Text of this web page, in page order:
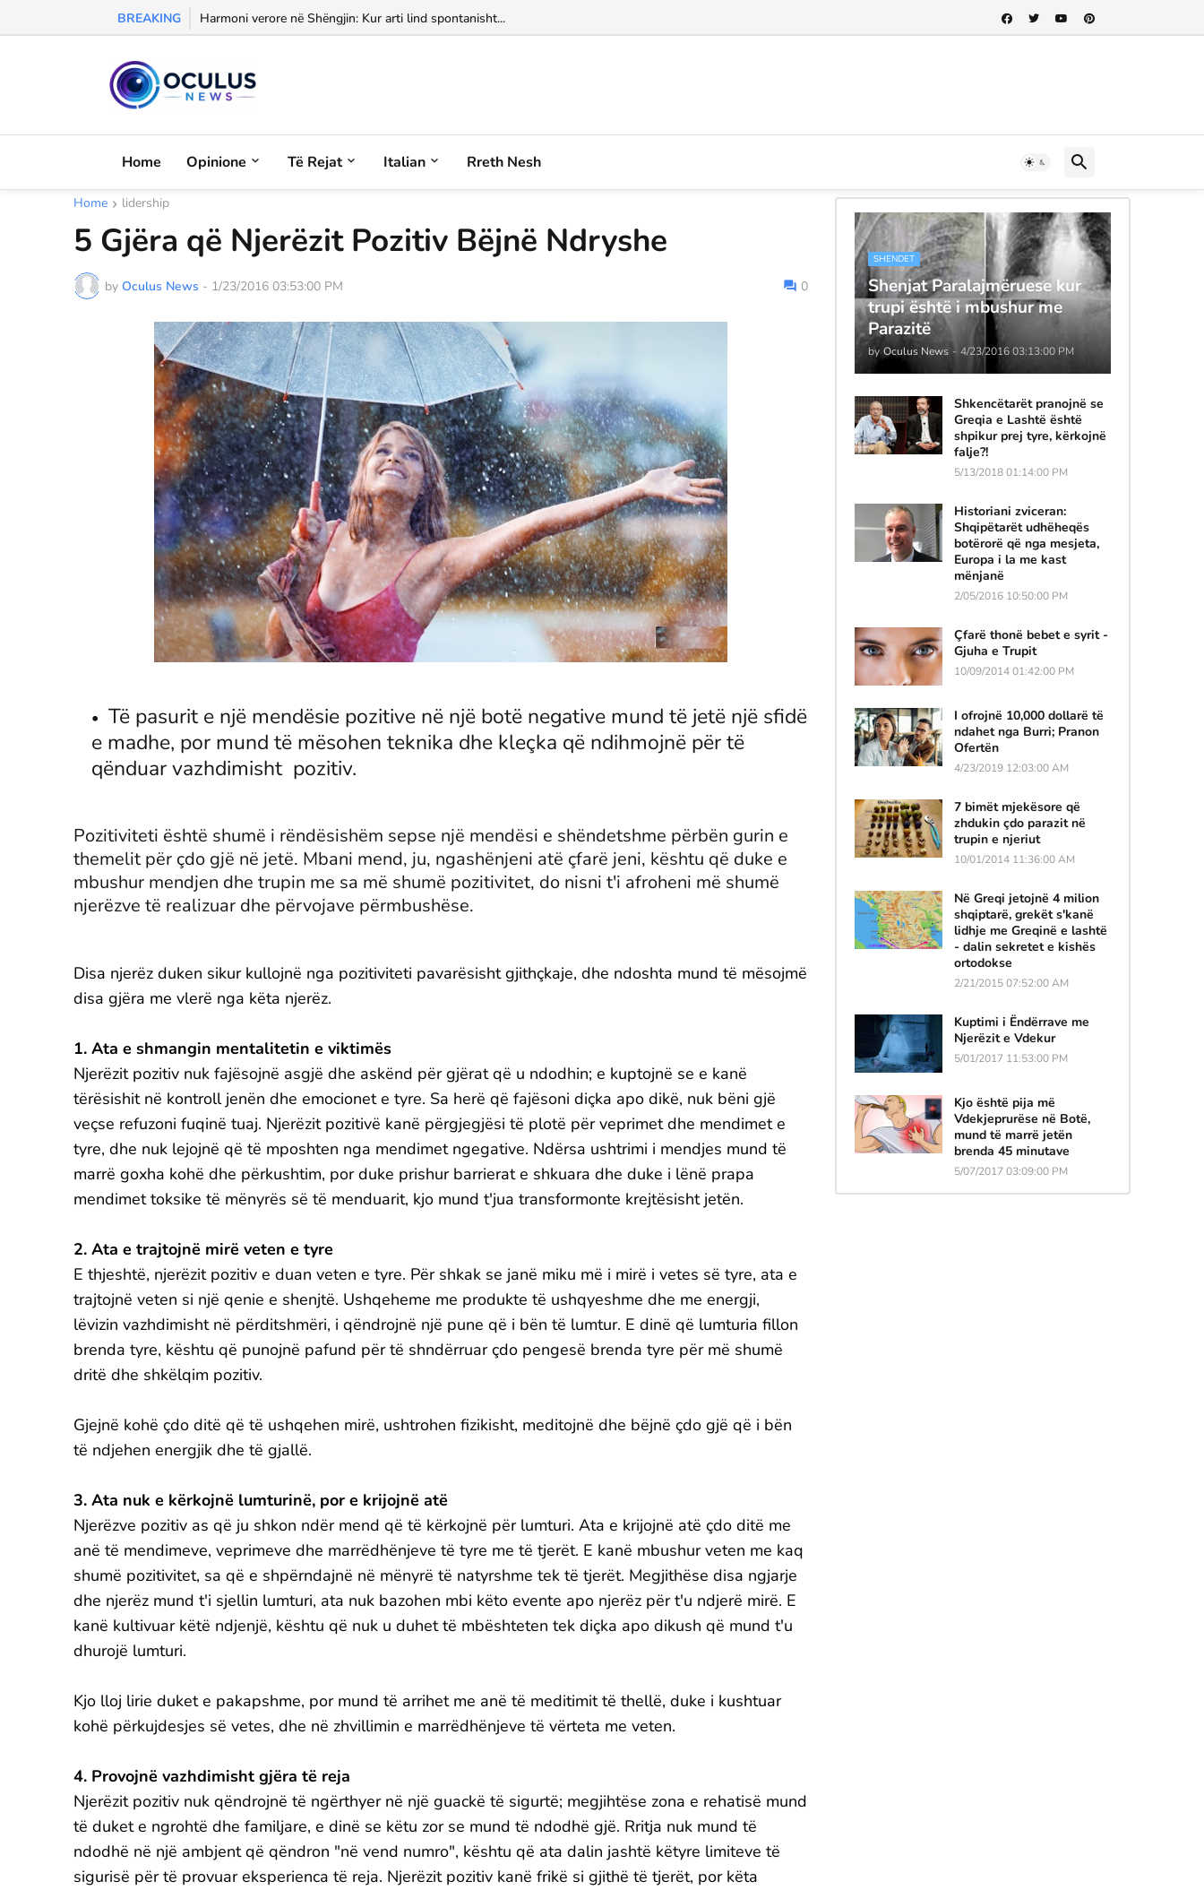
BREAKING Morali, frika dhe dashuria...
Home Opinione Të Rejat Italian Rreth Nesh
Home lidership
5 Gjëra që Njerëzit Pozitiv Bëjnë Ndryshe
by Oculus News - 1/23/2016 03:53:00 PM 0
Të pasurit e një mendësie pozitive në një botë negative mund të jetë një sfidë
e madhe, por mund të mësohen teknika dhe kleçka që ndihmojnë për të
qënduar vazhdimisht pozitiv.
Pozitiviteti është shumë i rëndësishëm sepse një mendësi e shëndetshme përbën gurin e
themelit për çdo gjë në jetë. Mbani mend, ju, ngashënjeni atë çfarë jeni, kështu që duke e
mbushur mendjen dhe trupin me sa më shumë pozitivitet, do nisni t'i afroheni më shumë
njerëzve të realizuar dhe përvojave përmbushëse.
Disa njerëz duken sikur kullojnë nga pozitiviteti pavarësisht gjithçkaje, dhe ndoshta mund të mësojmë
disa gjëra me vlerë nga këta njerëz.
1. Ata e shmangin mentalitetin e viktimës
Njerëzit pozitiv nuk fajësojnë asgjë dhe askënd për gjërat që u ndodhin; e kuptojnë se e kanë
tërësishit në kontroll jenën dhe emocionet e tyre. Sa herë që fajësoni diçka apo dikë, nuk bëni gjë
veçse refuzoni fuqinë tuaj. Njerëzit pozitivë kanë përgjegjësi të plotë për veprimet dhe mendimet e
tyre, dhe nuk lejojnë që të mposhten nga mendimet ngegative. Ndërsa ushtrimi i mendjes mund të
marrë goxha kohë dhe përkushtim, por duke prishur barrierat e shkuara dhe duke i lënë prapa
mendimet toksike të mënyrës së të menduarit, kjo mund t'jua transformonte krejtësisht jetën.
2. Ata e trajtojnë mirë veten e tyre
E thjeshtë, njerëzit pozitiv e duan veten e tyre. Për shkak se janë miku më i mirë i vetes së tyre, ata e
trajtojnë veten si një qenie e shenjtë. Ushqeheme me produkte të ushqyeshme dhe me energji,
lëvizin vazhdimisht në përditshmëri, i qëndrojnë një pune që i bën të lumtur. E dinë që lumturia fillon
brenda tyre, kështu që punojnë pafund për të shndërruar çdo pengesë brenda tyre për më shumë
dritë dhe shkëlqim pozitiv.
Gjejnë kohë çdo ditë që të ushqehen mirë, ushtrohen fizikisht, meditojnë dhe bëjnë çdo gjë që i bën
të ndjehen energjik dhe të gjallë.
3. Ata nuk e kërkojnë lumturinë, por e krijojnë atë
Njerëzve pozitiv as që ju shkon ndër mend që të kërkojnë për lumturi. Ata e krijojnë atë çdo ditë me
anë të mendimeve, veprimeve dhe marrëdhënjeve të tyre me të tjerët. E kanë mbushur veten me kaq
shumë pozitivitet, sa që e shpërndajnë në mënyrë të natyrshme tek të tjerët. Megjithëse disa ngjarje
dhe njerëz mund t'i sjellin lumturi, ata nuk bazohen mbi këto evente apo njerëz për t'u ndjerë mirë. E
kanë kultivuar këtë ndjenjë, kështu që nuk u duhet të mbështeten tek diçka apo dikush që mund t'u
dhurojë lumturi.
Kjo lloj lirie duket e pakapshme, por mund të arrihet me anë të meditimit të thellë, duke i kushtuar
kohë përkujdesjes së vetes, dhe në zhvillimin e marrëdhënjeve të vërteta me veten.
4. Provojnë vazhdimisht gjëra të reja
Njerëzit pozitiv nuk qëndrojnë të ngërthyer në një guackë të sigurtë; megjihtëse zona e rehatisë mund
të duket e ngrohtë dhe familjare, e dinë se këtu zor se mund të ndodhë gjë. Rritja nuk mund të
ndodhë në një ambjent që qëndron "në vend numro", kështu që ata dalin jashtë këtyre limiteve të
sigurisë për të provuar eksperienca të reja. Njerëzit pozitiv kanë frikë si gjithë të tjerët, por këta
SHENDET
Shenjat Paralajmëruese kur
trupi është i mbushur me
Parazitë
by Oculus News - 4/23/2016 03:13:00 PM
Shkencëtarët pranojnë se
Greqia e Lashtë është
shpikur prej tyre, kërkojnë
falje?!
5/13/2018 01:14:00 PM
Historiani zviceran:
Shqipëtarët udhëheqës
botërorë që nga mesjeta,
Europa i la me kast
mënjanë
2/05/2016 10:50:00 PM
Çfarë thonë bebet e syrit -
Gjuha e Trupit
10/09/2014 01:42:00 PM
I ofrojnë 10,000 dollarë të
ndahet nga Burri; Pranon
Ofertën
4/23/2019 12:03:00 AM
7 bimët mjekësore që
zhdukin çdo parazit në
trupin e njeriut
10/01/2014 11:36:00 AM
Në Greqi jetojnë 4 milion
shqiptarë, grekët s'kanë
lidhje me Greqinë e lashtë
- dalin sekretet e kishës
ortodokse
2/21/2015 07:52:00 AM
Kuptimi i Ëndërrave me
Njerëzit e Vdekur
5/01/2017 11:53:00 PM
Kjo është pija më
Vdekjeprurëse në Botë,
mund të marrë jetën
brenda 45 minutave
5/07/2017 03:09:00 PM